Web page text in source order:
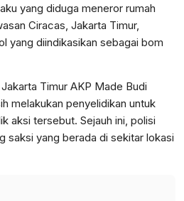
yang diduga meneror rumah
Ciracas, Jakarta Timur,
yang diindikasikan sebagai bom
Timur AKP Made Budi
melakukan penyelidikan untuk
aksi tersebut. Sejauh ini, polisi
saksi yang berada di sekitar lokasi